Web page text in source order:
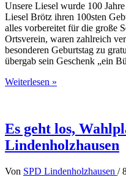
Unsere Liesel wurde 100
Liesel Brötz ihren 100sten
alles vorbereitet für die große
Ortsverein, waren zahlreich
besonderen Geburtstag zu
übergab sein Geschenk „ein
Unsere
100
Jahre
alt
Weiterlesen »
Es geht los,
Lindenholzhausen
Von SPD Lindenholzhausen /